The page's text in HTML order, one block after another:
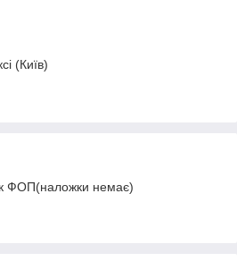
(Київ)
ФОП(наложки немає)